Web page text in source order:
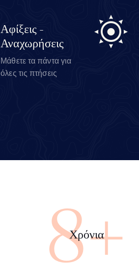
Αφίξεις -
Αναχωρήσεις
Μάθετε τα πάντα για
όλες τις πτήσεις
45+
Χρόνια